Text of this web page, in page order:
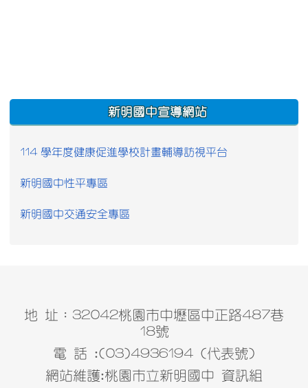
:::
新明國中宣導網站
114 學年度健康促進學校計畫輔導訪視平台
新明國中性平專區
新明國中交通安全專區
地 址：32042桃園市中壢區中正路487巷
18號
電 話 :(03)4936194 (代表號)
網站維護:桃園市立新明國中 資訊組